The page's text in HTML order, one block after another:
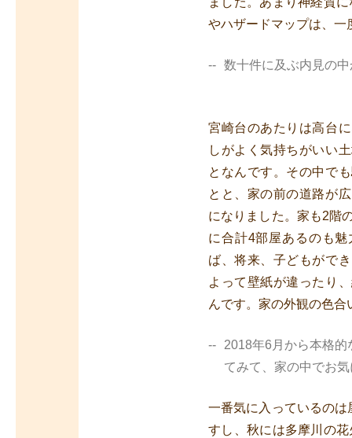
やハザードマップは、一
数十件に及ぶ内見の
宮崎台のあたりは高台
しがよく気持ちがいい
となんです。その中で
とと、家の前の道路が
になりました。家も2階
に合計4部屋あるのも
ば、将来、子どもがで
よって壁紙が違ったり
んです。家の外観の色
2018年6月から本格
てみて、家の中でお
一番気に入っているの
すし、秋には多摩川の